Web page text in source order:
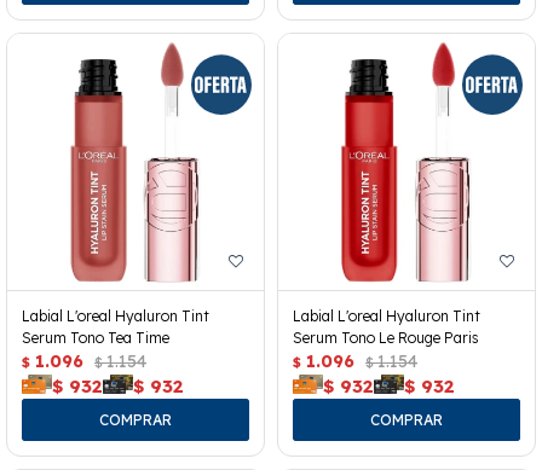
Labial L'oreal Hyaluron Tint
Serum Tono Tea Time
$ 1.096 $ 1.154
$ 932 $ 932
Labial L'oreal Hyaluron Tint
Serum Tono Le Rouge Paris
$ 1.096 $ 1.154
$ 932 $ 932